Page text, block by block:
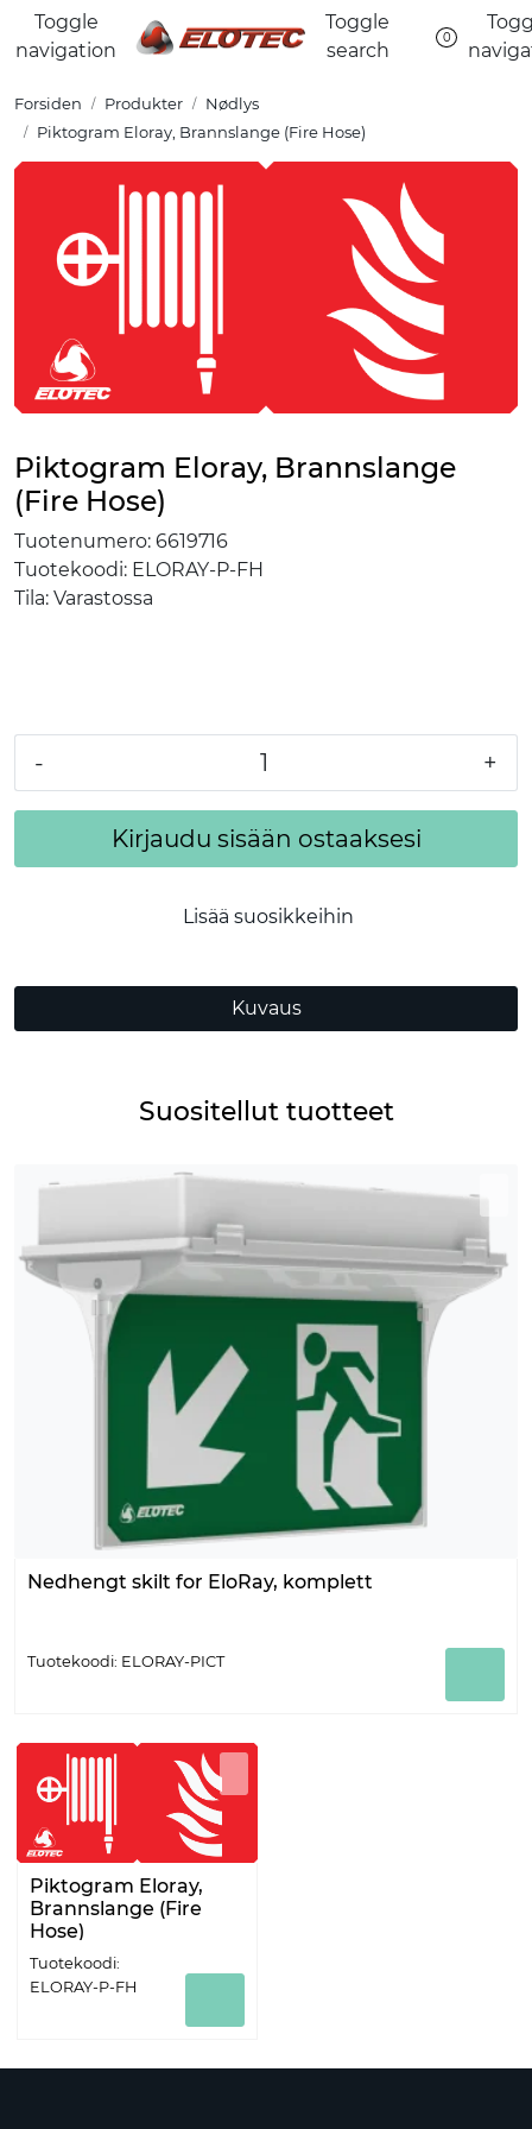
Skip to main content
Toggle
navigation
Toggle
search
0
Forsiden Produkter
Nødlys
Piktogram Eloray, Brannslange (Fire Hose)
Piktogram Eloray, Brannslange
(Fire Hose)
Tuotenumero: 6619716
Tuotekoodi: ELORAY-P-FH
Tila: Varastossa
- +
Kirjaudu sisään ostaaksesi
Lisää suosikkeihin
Kuvaus
Suositellut tuotteet
Nedhengt skilt for EloRay, komplett
Tuotekoodi: ELORAY-PICT
Piktogram Eloray,
Brannslange (Fire
Hose)
Tuotekoodi:
ELORAY-P-FH
Tuotteet
Ratkaisut
Referenssit
YHTEYSTIEDOT
Verkkokauppa